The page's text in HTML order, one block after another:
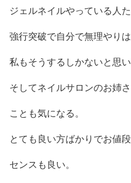
ジェルネイルやっている人
強行突破で自分で無理やり
私もそうするしかないと思い
そしてネイルサロンのお姉
ことも気になる。
とても良い方ばかりでお値段
センスも良い。